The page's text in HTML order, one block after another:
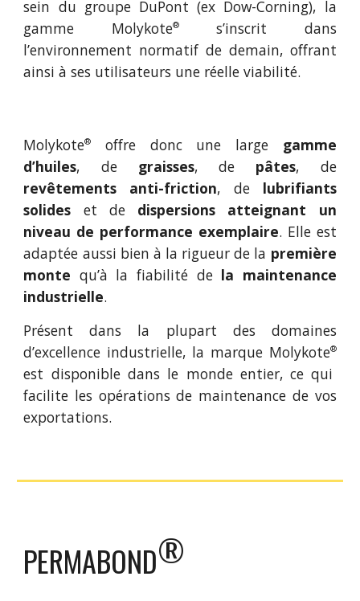
sein du groupe DuPont (ex Dow-Corning), la
gamme Molykote®s’inscrit dans
l’environnement normatif de demain, offrant
ainsi à ses utilisateurs une réelle viabilité.
Molykote® offre donc une large gamme
d’huiles, de graisses, de pâtes, de
revêtements anti-friction, de lubrifiants
solides et de dispersions atteignant un
niveau de performance exemplaire. Elle est
adaptée aussi bien à la rigueur de la première
monte qu’à la fiabilité de la maintenance
industrielle.
Présent dans la plupart des domaines
d’excellence industrielle, la marque Molykote®
est disponible dans le monde entier, ce qui
facilite les opérations de maintenance de vos
exportations.
PERMABOND®